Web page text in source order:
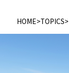
HOME>TOPICS>